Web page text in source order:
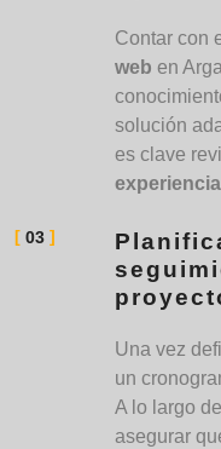
Contar con
web en
solución
es clave
experiencia
03
Una vez
un
A lo largo
asegurar